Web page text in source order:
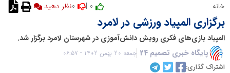
خانه
برگزاری المپیاد ورزشی در لامرد
المپیاد بازی‌های فکری رویش دانش‌آموزی در شهرستان لامرد برگزار شد.
پایگاه خبری تصمیم 24
جمعه 20 بهمن 1402 - 06:57
اشتراک گذاری: